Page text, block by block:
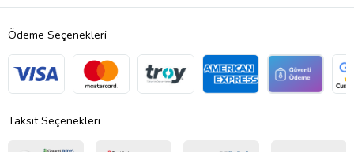
Ödeme Seçenekleri
Taksit Seçenekleri